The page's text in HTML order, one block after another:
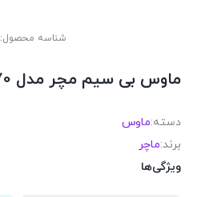
شناسه محصول:
ماوس بی سیم مچر مدل MR170
دسته:ماوس
برند:ماچر
ویژگی‌ها